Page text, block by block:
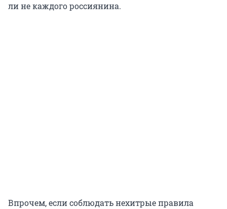
ли не каждого россиянина.
Впрочем, если соблюдать нехитрые правила